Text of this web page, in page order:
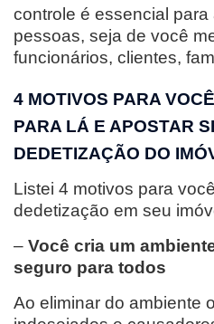
controle é essencial
pessoas, seja de você
funcionários, clientes,
4 MOTIVOS PARA
PARA LÁ E APOSTAR
DEDETIZAÇÃO DO
Listei 4 motivos para
dedetização em seu
– Você cria um
seguro para todos
Ao eliminar do ambiente